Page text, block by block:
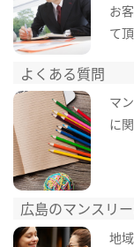
お
て
よくある質問
マ
に
広島のマンスリ
地